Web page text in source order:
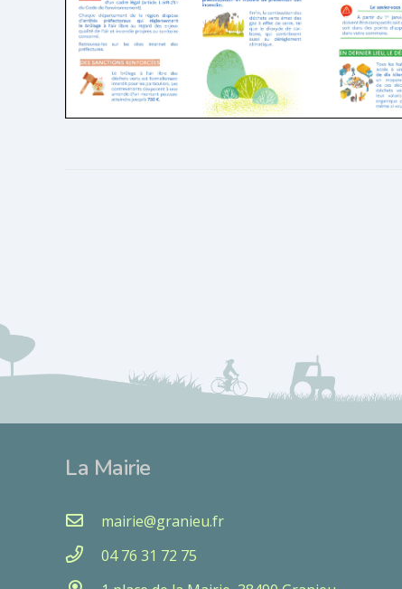
La Mairie
mairie@granieu.fr
04 76 31 72 75